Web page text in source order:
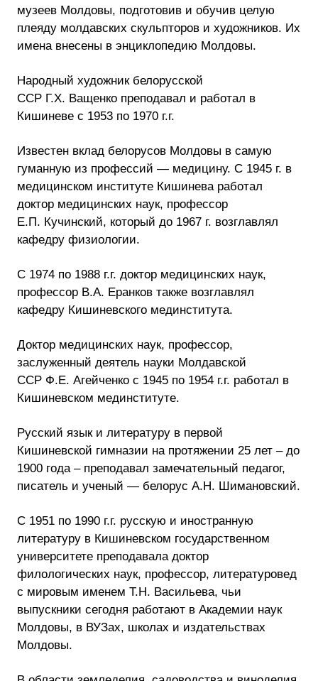
музеев Молдовы, подготовив и обучив целую
плеяду молдавских скульпторов и художников. Их
имена внесены в энциклопедию Молдовы.
Народный художник белорусской
ССР Г.Х. Ващенко преподавал и работал в
Кишиневе с 1953 по 1970 г.г.
Известен вклад белорусов Молдовы в самую
гуманную из профессий — медицину. С 1945 г. в
медицинском институте Кишинева работал
доктор медицинских наук, профессор
Е.П. Кучинский, который до 1967 г. возглавлял
кафедру физиологии.
С 1974 по 1988 г.г. доктор медицинских наук,
профессор В.А. Еранков также возглавлял
кафедру Кишиневского мединститута.
Доктор медицинских наук, профессор,
заслуженный деятель науки Молдавской
ССР Ф.Е. Агейченко с 1945 по 1954 г.г. работал в
Кишиневском мединституте.
Русский язык и литературу в первой
Кишиневской гимназии на протяжении 25 лет – до
1900 года – преподавал замечательный педагог,
писатель и ученый — белорус А.Н. Шимановский.
С 1951 по 1990 г.г. русскую и иностранную
литературу в Кишиневском государственном
университете преподавала доктор
филологических наук, профессор, литературовед
с мировым именем Т.Н. Васильева, чьи
выпускники сегодня работают в Академии наук
Молдовы, в ВУЗах, школах и издательствах
Молдовы.